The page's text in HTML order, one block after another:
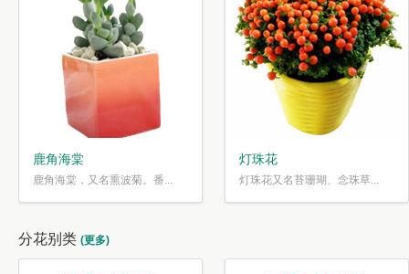
鹿角海棠
鹿角海棠，又名熏波菊。番...
灯珠花
灯珠花又名苔珊瑚、念珠草...
分花别类 (更多)